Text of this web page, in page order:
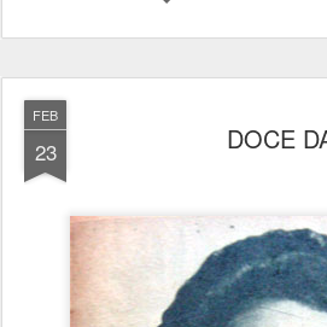
FEB
23 DOCE